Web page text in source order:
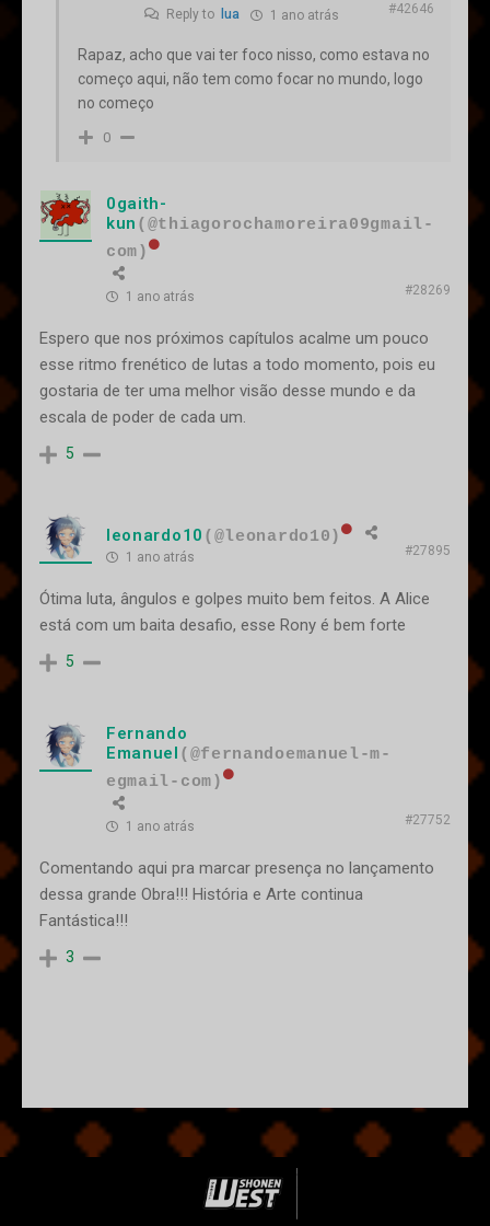
Reply to lua 1 ano atrás #42646
Rapaz, acho que vai ter foco nisso, como estava no
começo aqui, não tem como focar no mundo, logo
no começo
0
0gaith-
kun (@thiagorochamoreira09gmail-
com)
1 ano atrás #28269
Espero que nos próximos capítulos acalme um pouco
esse ritmo frenético de lutas a todo momento, pois eu
gostaria de ter uma melhor visão desse mundo e da
escala de poder de cada um.
5
leonardo10 (@leonardo10)
1 ano atrás #27895
Ótima luta, ângulos e golpes muito bem feitos. A Alice
está com um baita desafio, esse Rony é bem forte
5
Fernando
Emanuel (@fernandoemanuel-m-
egmail-com)
1 ano atrás #27752
Comentando aqui pra marcar presença no lançamento
dessa grande Obra!!! História e Arte continua
Fantástica!!!
3